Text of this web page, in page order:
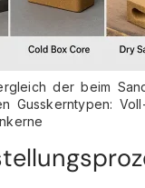
der beim
Gusskerntypen: